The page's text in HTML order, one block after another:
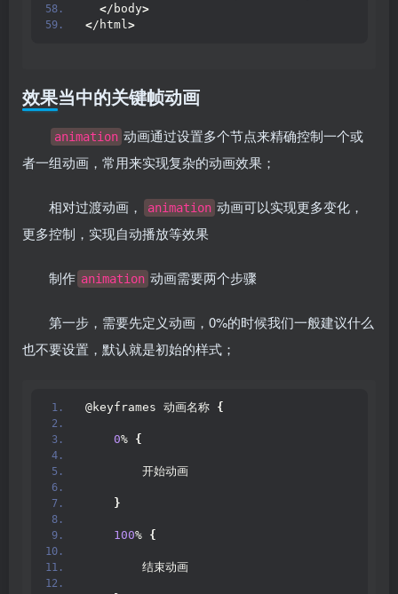
</body>
</html >
效果当中的关键帧动画
animation 动画通过设置多个节点来精确控制一个或
者一组动画，常用来实现复杂的动画效果；
相对过渡动画， animation 动画可以实现更多变化，
更多控制，实现自动播放等效果
制作 animation 动画需要两个步骤
第一步，需要先定义动画，0%的时候我们一般建议什么
也不要设置，默认就是初始的样式；
@keyframes 动画名称 {
0% {
        开始动画
}
100% {
        结束动画